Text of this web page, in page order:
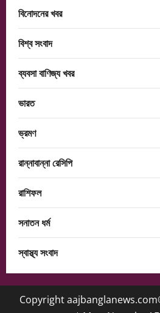
বিনোদনের খবর
বিশ্ব সংবাদ
ব্যবসা বাণিজ্য খবর
ভারত
ভ্রমণ
রান্নাবান্না রেসিপি
রাশিফল
সনাতন ধর্ম
স্বাস্থ্য সংবাদ
Copyright